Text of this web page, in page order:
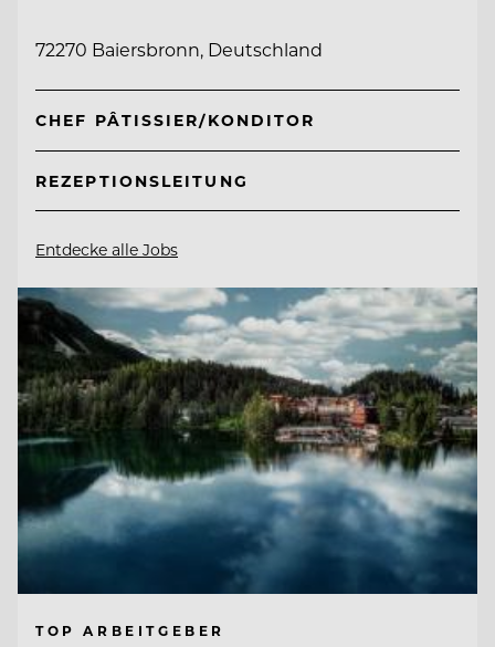
72270 Baiersbronn, Deutschland
CHEF PÂTISSIER/KONDITOR
REZEPTIONSLEITUNG
Entdecke alle Jobs
TOP ARBEITGEBER